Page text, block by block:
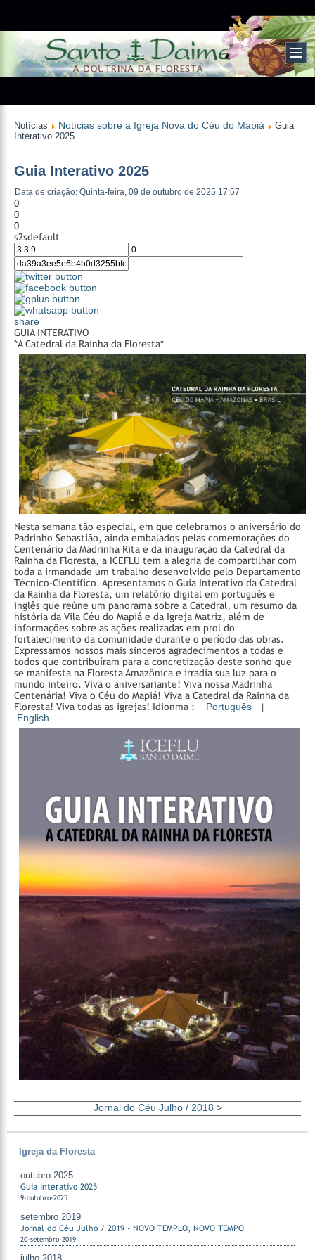
Notícias Notícias sobre a Igreja Nova do Céu do Mapiá
Guia
Interativo 2025
Guia Interativo 2025
Data de criação: Quinta-feira, 09 de outubro de 2025 17:57
0
0
0
s2sdefault
share
GUIA INTERATIVO
*A Catedral da Rainha da Floresta*
Nesta semana tão especial, em que celebramos o aniversário do
Padrinho Sebastião, ainda embalados pelas comemorações do
Centenário da Madrinha Rita e da inauguração da Catedral da
Rainha da Floresta, a ICEFLU tem a alegria de compartilhar com
toda a irmandade um trabalho desenvolvido pelo Departamento
Técnico-Científico. Apresentamos o Guia Interativo da Catedral
da Rainha da Floresta, um relatório digital em português e
inglês que reúne um panorama sobre a Catedral, um resumo da
história da Vila Céu do Mapiá e da Igreja Matriz, além de
informações sobre as ações realizadas em prol do
fortalecimento da comunidade durante o período das obras.
Expressamos nossos mais sinceros agradecimentos a todas e
todos que contribuíram para a concretização deste sonho que
se manifesta na Floresta Amazônica e irradia sua luz para o
mundo inteiro. Viva o aniversariante! Viva nossa Madrinha
Centenária! Viva o Céu do Mapiá! Viva a Catedral da Rainha da
Floresta! Viva todas as igrejas! Idionma : Português
|
English
Jornal do Céu Julho / 2018 >
Igreja da Floresta
outubro 2025
Guia Interativo 2025
9-outubro-2025
setembro 2019
Jornal do Céu Julho / 2019 - NOVO TEMPLO, NOVO TEMPO
20-setembro-2019